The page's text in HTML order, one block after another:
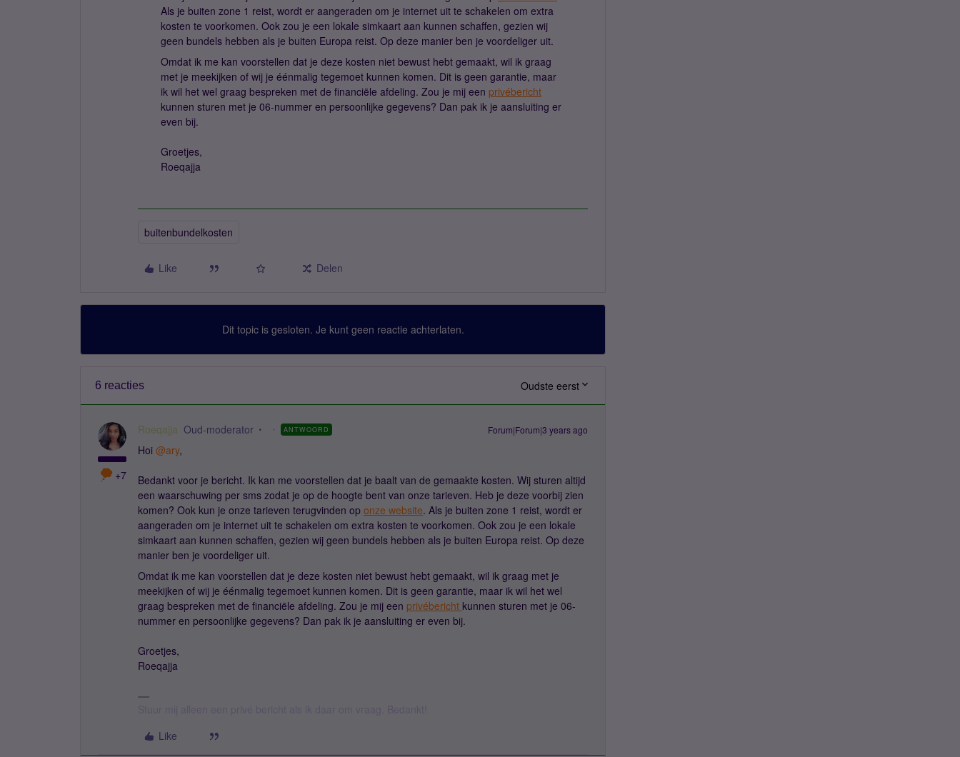
Als je buiten zone 1 reist, wordt er aangeraden om je internet uit te schakelen om extra
kosten te voorkomen. Ook zou je een lokale simkaart aan kunnen schaffen, gezien wij
geen bundels hebben als je buiten Europa reist. Op deze manier ben je voordeliger uit.
Omdat ik me kan voorstellen dat je deze kosten niet bewust hebt gemaakt, wil ik graag
met je meekijken of wij je éénmalig tegemoet kunnen komen. Dit is geen garantie, maar
ik wil het wel graag bespreken met de financiële afdeling. Zou je mij een privébericht
kunnen sturen met je 06-nummer en persoonlijke gegevens? Dan pak ik je aansluiting er
even bij.
Groetjes,
Roeqajja
buitenbundelkosten
Like Delen
Dit topic is gesloten. Je kunt geen reactie achterlaten.
6 reacties Oudste eerst
+7
Roeqajja Oud-moderator ANTWOORD Forum|Forum|3 years ago
Hoi @ary,
Bedankt voor je bericht. Ik kan me voorstellen dat je baalt van de gemaakte kosten. Wij sturen altijd
een waarschuwing per sms zodat je op de hoogte bent van onze tarieven. Heb je deze voorbij zien
komen? Ook kun je onze tarieven terugvinden op onze website. Als je buiten zone 1 reist, wordt er
aangeraden om je internet uit te schakelen om extra kosten te voorkomen. Ook zou je een lokale
simkaart aan kunnen schaffen, gezien wij geen bundels hebben als je buiten Europa reist. Op deze
manier ben je voordeliger uit.
Omdat ik me kan voorstellen dat je deze kosten niet bewust hebt gemaakt, wil ik graag met je
meekijken of wij je éénmalig tegemoet kunnen komen. Dit is geen garantie, maar ik wil het wel
graag bespreken met de financiële afdeling. Zou je mij een privébericht kunnen sturen met je 06-
nummer en persoonlijke gegevens? Dan pak ik je aansluiting er even bij.
Groetjes,
Roeqajja
Like